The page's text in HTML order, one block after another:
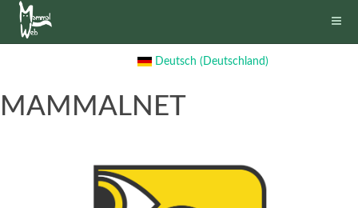
Deutsch (Deutschland)
MAMMALNET